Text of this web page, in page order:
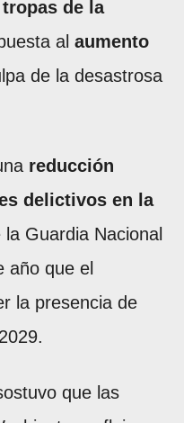
de la
al aumento
de la desastrosa
reducción
delictivos en la
Guardia Nacional
año que el
la presencia de
que las